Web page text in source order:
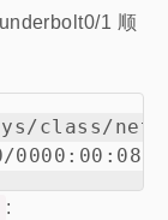
1 顺
class/net/
: